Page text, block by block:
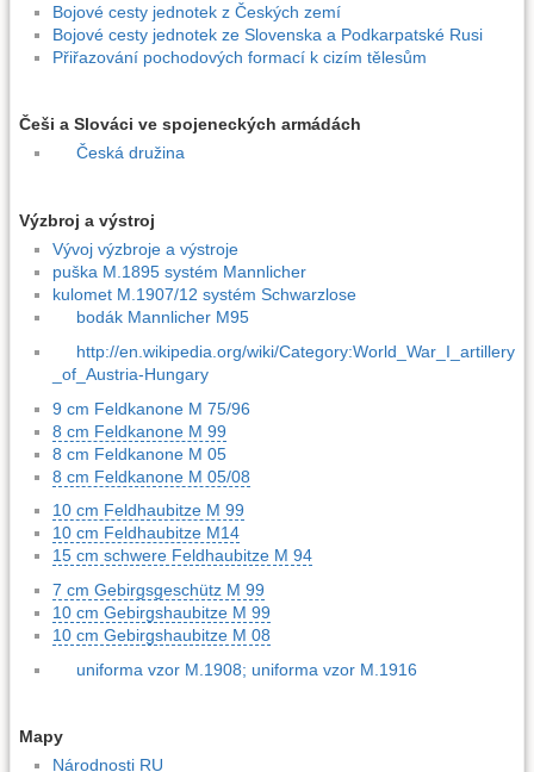
Bojové cesty jednotek z Českých zemí
Bojové cesty jednotek ze Slovenska a Podkarpatské Rusi
Přiřazování pochodových formací k cizím tělesům
Češi a Slováci ve spojeneckých armádách
Česká družina
Výzbroj a výstroj
Vývoj výzbroje a výstroje
puška M.1895 systém Mannlicher
kulomet M.1907/12 systém Schwarzlose
bodák Mannlicher M95
http://en.wikipedia.org/wiki/Category:World_War_I_artillery
_of_Austria-Hungary
9 cm Feldkanone M 75/96
8 cm Feldkanone M 99
8 cm Feldkanone M 05
8 cm Feldkanone M 05/08
10 cm Feldhaubitze M 99
10 cm Feldhaubitze M14
15 cm schwere Feldhaubitze M 94
7 cm Gebirgsgeschütz M 99
10 cm Gebirgshaubitze M 99
10 cm Gebirgshaubitze M 08
uniforma vzor M.1908; uniforma vzor M.1916
Mapy
Národnosti RU